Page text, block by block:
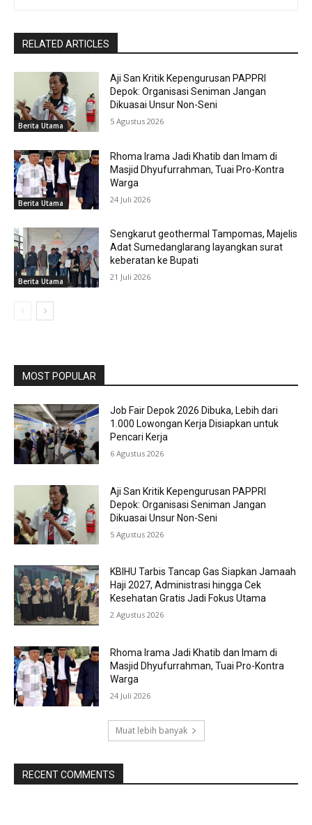
RELATED ARTICLES
Berita Utama
Aji San Kritik Kepengurusan PAPPRI
Depok: Organisasi Seniman Jangan
Dikuasai Unsur Non-Seni
5 Agustus 2026
Berita Utama
Rhoma Irama Jadi Khatib dan Imam di
Masjid Dhyufurrahman, Tuai Pro-Kontra
Warga
24 Juli 2026
Berita Utama
Sengkarut geothermal Tampomas, Majelis
Adat Sumedanglarang layangkan surat
keberatan ke Bupati
21 Juli 2026
MOST POPULAR
Job Fair Depok 2026 Dibuka, Lebih dari
1.000 Lowongan Kerja Disiapkan untuk
Pencari Kerja
6 Agustus 2026
Aji San Kritik Kepengurusan PAPPRI
Depok: Organisasi Seniman Jangan
Dikuasai Unsur Non-Seni
5 Agustus 2026
KBIHU Tarbis Tancap Gas Siapkan Jamaah
Haji 2027, Administrasi hingga Cek
Kesehatan Gratis Jadi Fokus Utama
2 Agustus 2026
Rhoma Irama Jadi Khatib dan Imam di
Masjid Dhyufurrahman, Tuai Pro-Kontra
Warga
24 Juli 2026
Muat lebih banyak
RECENT COMMENTS